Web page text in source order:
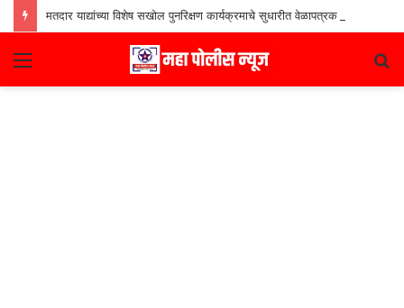
मतदार याद्यांच्या विशेष सखोल पुनरिक्षण कार्यक्रमाचे सुधारीत वेळापत्रक जाहीर
Menu